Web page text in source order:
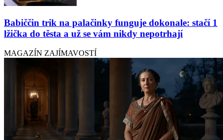
Babiččin trik na palačinky funguje dokonale: stačí 1
lžička do těsta a už se vám nikdy nepotrhají
MAGAZÍN ZAJÍMAVOSTÍ